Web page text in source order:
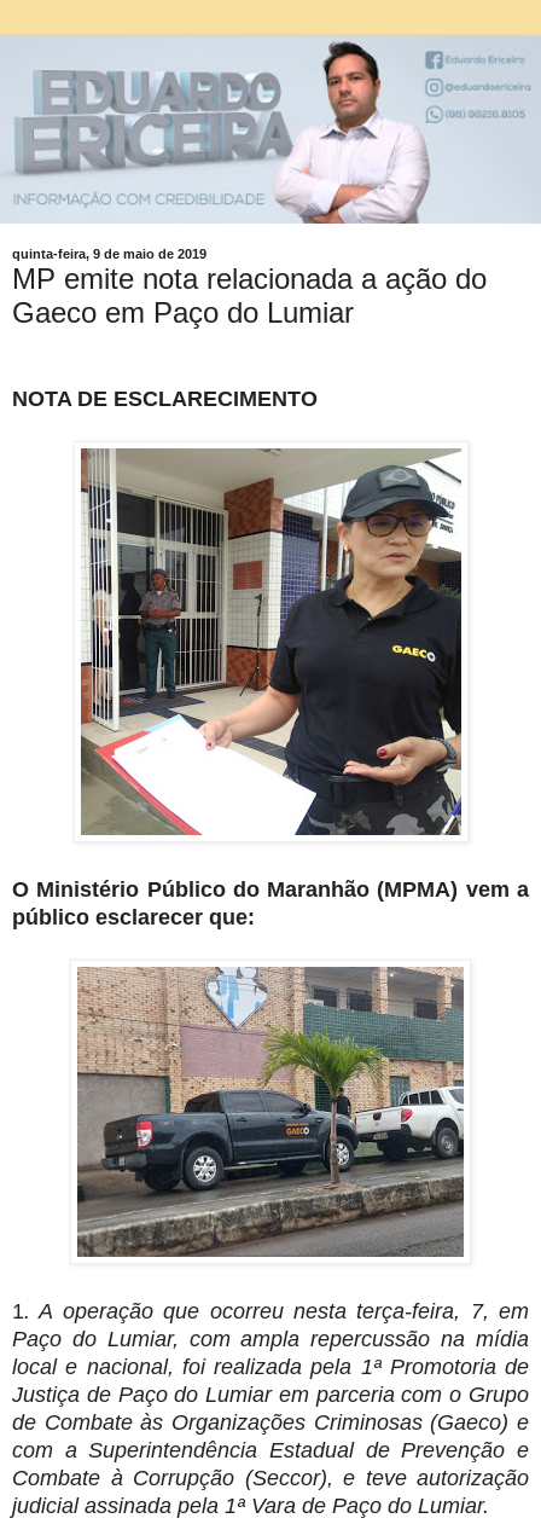
quinta-feira, 9 de maio de 2019
MP emite nota relacionada a ação do
Gaeco em Paço do Lumiar
NOTA DE ESCLARECIMENTO
O Ministério Público do Maranhão (MPMA) vem a
público esclarecer que:
1. A operação que ocorreu nesta terça-feira, 7, em
Paço do Lumiar, com ampla repercussão na mídia
local e nacional, foi realizada pela 1ª Promotoria de
Justiça de Paço do Lumiar em parceria com o Grupo
de Combate às Organizações Criminosas (Gaeco) e
com a Superintendência Estadual de Prevenção e
Combate à Corrupção (Seccor), e teve autorização
judicial assinada pela 1ª Vara de Paço do Lumiar.